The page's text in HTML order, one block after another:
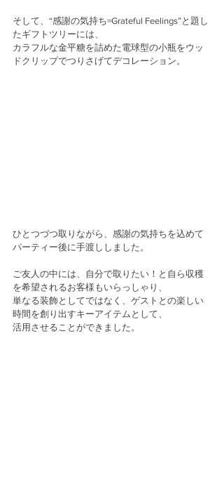
そして、“感謝の気持ち=Grateful Feelings”と題し
たギフトツリーには、
カラフルな金平糖を詰めた電球型の小瓶をウッ
ドクリップでつりさげてデコレーション。
ひとつづつ取りながら、感謝の気持ちを込めて
パーティー後に手渡ししました。
ご友人の中には、自分で取りたい！と自ら収穫
を希望されるお客様もいらっしゃり、
単なる装飾としてではなく、ゲストとの楽しい
時間を創り出すキーアイテムとして、
活用させることができました。